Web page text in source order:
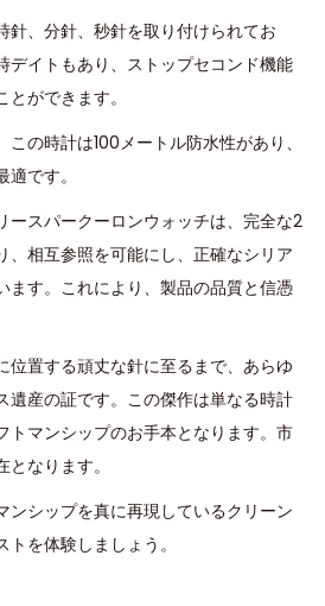
針、分針、秒針を取り付けられてお
デイトもあり、ストップセコンド機能
ができます。
の時計は100メートル防水性があり、
です。
ースパークーロンウォッチは、完全な2
、相互参照を可能にし、正確なシリア
ます。これにより、製品の品質と信憑
位置する頑丈な針に至るまで、あらゆ
遺産の証です。この傑作は単なる時計
トマンシップのお手本となります。市
なります。
ンシップを真に再現しているクリーン
を体験しましょう。